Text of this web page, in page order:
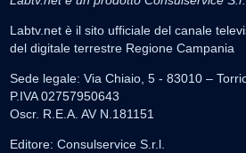
Labtv.net è il sito ufficiale del canale
del digitale terrestre Regione Campania
Sede legale: Via Chiaio, 5 - 83010 –
P.IVA 02757950643
Oscr. R.E.A. AV N.181151
Editore: Consulservice S.r.l.